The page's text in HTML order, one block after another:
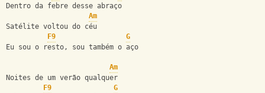
Dentro da febre desse abraço
Am
Satélite voltou do céu
F9
G
Eu sou o resto, sou também o aço
Am
Noites de um verão qualquer
F9
G